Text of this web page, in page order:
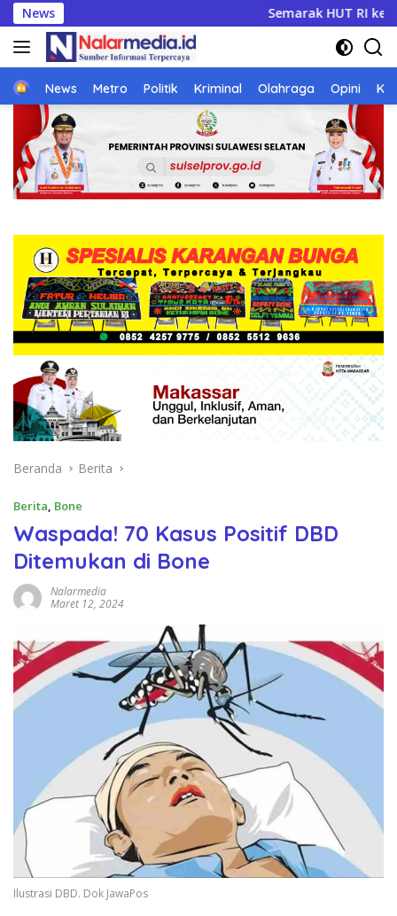
Langsung
ke
konten
News
RI ke-81, BupAAS dan Wabup Andi Akmal Lepas Karnaval
Home
News Metro Politik Kriminal Olahraga Opini
Beranda Berita
Berita, Bone
Waspada! 70 Kasus Positif DBD
Ditemukan di Bone
Nalarmedia
Maret 12, 2024
Ilustrasi DBD. Dok JawaPos